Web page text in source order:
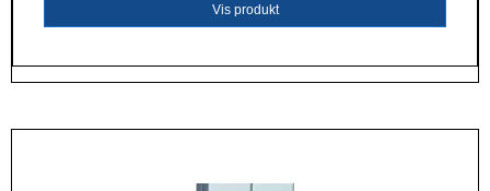
Vis produkt